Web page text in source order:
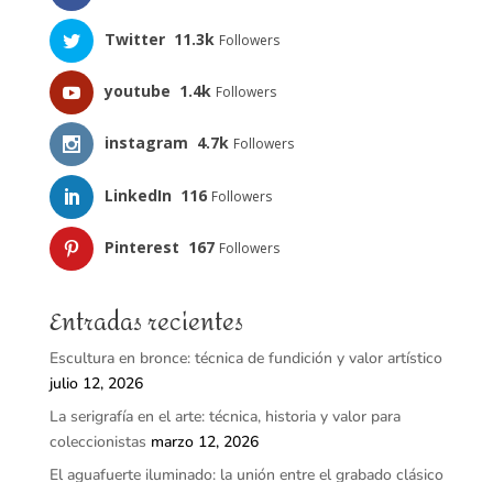
Twitter 11.3k Followers
youtube 1.4k Followers
instagram 4.7k Followers
LinkedIn 116 Followers
Pinterest 167 Followers
Entradas recientes
Escultura en bronce: técnica de fundición y valor artístico
julio 12, 2026
La serigrafía en el arte: técnica, historia y valor para
coleccionistas marzo 12, 2026
El aguafuerte iluminado: la unión entre el grabado clásico